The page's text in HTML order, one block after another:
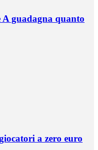
A guadagna quanto
a zero euro